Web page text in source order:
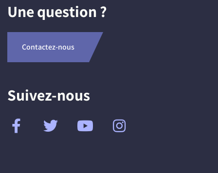
Une question ?
Contactez-nous
Suivez-nous